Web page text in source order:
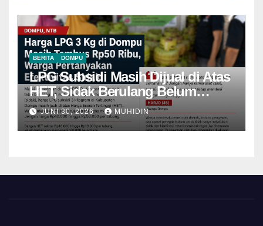
BERITA DOMPU
LPG Subsidi Masih Dijual di Atas
HET, Sidak Berulang Belum
Mampu Menekan Harga
JUNI 30, 2026 MUHIDIN